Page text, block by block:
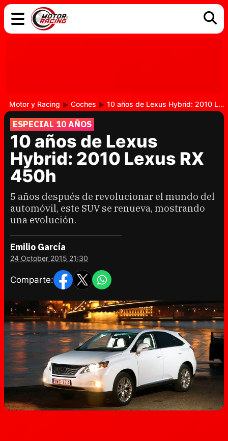
Motor y Racing Coches 10 años de Lexus Hybrid: 2010 Lexus RX 450h
ESPECIAL 10 AÑOS
10 años de Lexus
Hybrid: 2010 Lexus RX
450h
5 años después de revolucionar el mundo del
automóvil, este SUV se renueva, mostrando
una evolución.
Emilio García
24 October 2015 21:30
Comparte: